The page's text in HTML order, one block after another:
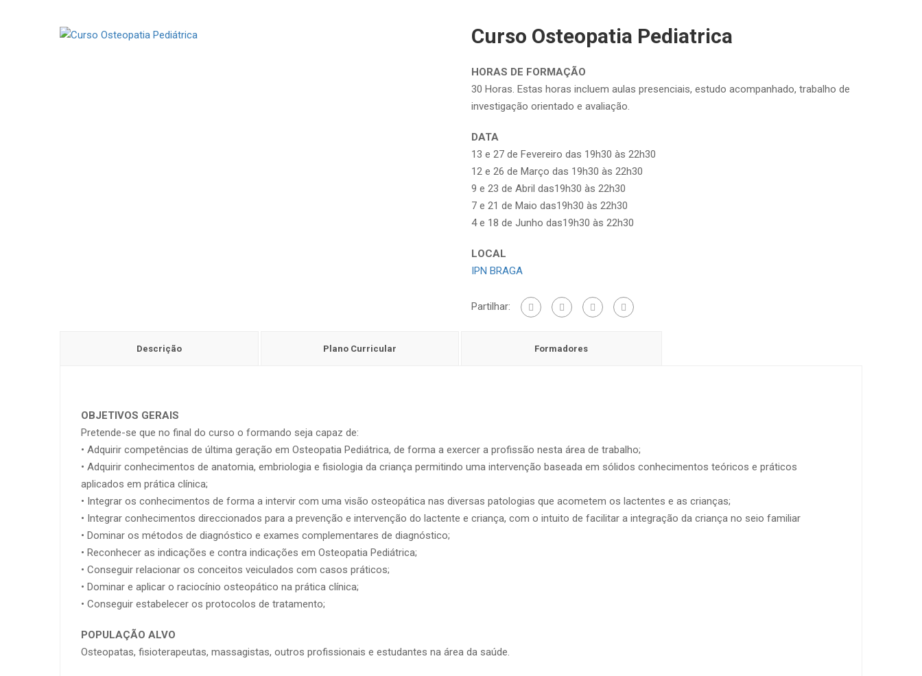
Curso Osteopatia Pediatrica
HORAS DE FORMAÇÃO
30 Horas. Estas horas incluem aulas presenciais, estudo acompanhado, trabalho de
investigação orientado e avaliação.
DATA
13 e 27 de Fevereiro das 19h30 às 22h30
12 e 26 de Março das 19h30 às 22h30
9 e 23 de Abril das19h30 às 22h30
7 e 21 de Maio das19h30 às 22h30
4 e 18 de Junho das19h30 às 22h30
LOCAL
IPN BRAGA
Partilhar:
Descrição Plano Curricular Formadores
OBJETIVOS GERAIS
Pretende-se que no final do curso o formando seja capaz de:
• Adquirir competências de última geração em Osteopatia Pediátrica, de forma a exercer a profissão nesta área de trabalho;
• Adquirir conhecimentos de anatomia, embriologia e fisiologia da criança permitindo uma intervenção baseada em sólidos conhecimentos teóricos e práticos
aplicados em prática clínica;
• Integrar os conhecimentos de forma a intervir com uma visão osteopática nas diversas patologias que acometem os lactentes e as crianças;
• Integrar conhecimentos direccionados para a prevenção e intervenção do lactente e criança, com o intuito de facilitar a integração da criança no seio familiar
• Dominar os métodos de diagnóstico e exames complementares de diagnóstico;
• Reconhecer as indicações e contra indicações em Osteopatia Pediátrica;
• Conseguir relacionar os conceitos veiculados com casos práticos;
• Dominar e aplicar o raciocínio osteopático na prática clínica;
• Conseguir estabelecer os protocolos de tratamento;
POPULAÇÃO ALVO
Osteopatas, fisioterapeutas, massagistas, outros profissionais e estudantes na área da saúde.